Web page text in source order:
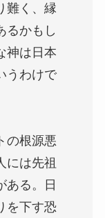
難く、縁
るかもし
神は日本
うわけで
の根源悪
には先祖
ある。日
を下す恐